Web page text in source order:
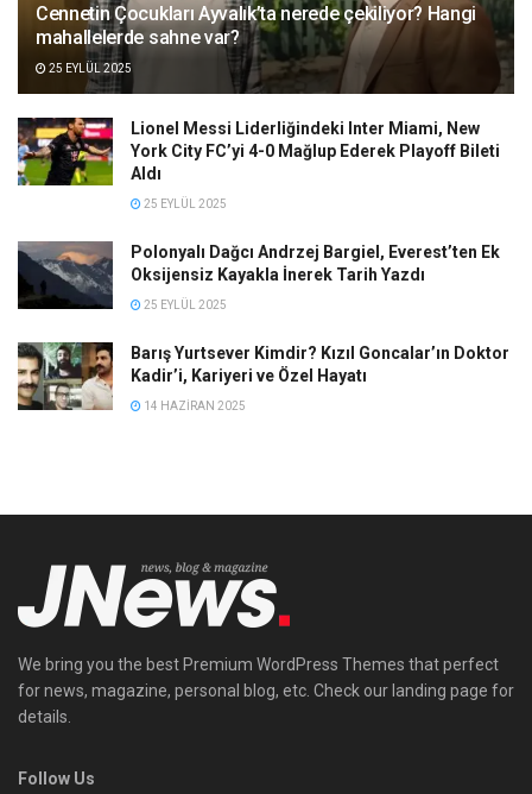
Cennetin Çocukları Ayvalık’ta nerede çekiliyor? Hangi
mahallelerde sahne var?
25 EYLÜL 2025
Lionel Messi Liderliğindeki Inter Miami, New
York City FC’yi 4-0 Mağlup Ederek Playoff Bileti
Aldı
25 EYLÜL 2025
Polonyalı Dağcı Andrzej Bargiel, Everest’ten Ek
Oksijensiz Kayakla İnerek Tarih Yazdı
25 EYLÜL 2025
Barış Yurtsever Kimdir? Kızıl Goncalar’ın Doktor
Kadir’i, Kariyeri ve Özel Hayatı
14 HAZIRAN 2025
We bring you the best Premium WordPress Themes that perfect
for news, magazine, personal blog, etc. Check our landing page for
details.
Follow Us